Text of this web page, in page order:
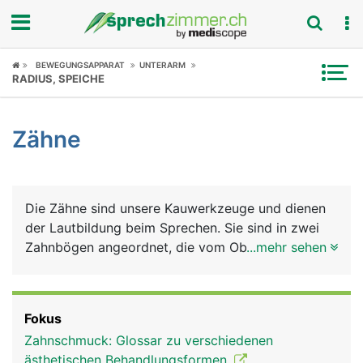
Fokus
Symptome
News
Rubriken
BEWEGUNGSAPPARAT UNTERARM
RADIUS, SPEICHE
Zähne
Die Zähne sind unsere Kauwerkzeuge und dienen
der Lautbildung beim Sprechen. Sie sind in zwei
Zahnbögen angeordnet, die vom Oberkiefer- und
mittleren Kindesalter vom bleibenden Gebiss
ersetzt wird, das aus 32 Zähnen besteht: auf jeder
...mehr sehen
Fokus
Zahnschmuck: Glossar zu verschiedenen
ästhetischen Behandlungsformen